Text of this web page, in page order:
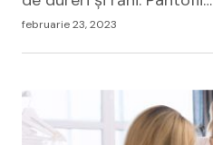
februarie 23, 2023